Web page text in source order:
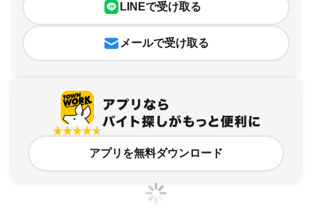
LINEで受け取る
メールで受け取る
アプリを無料ダウンロード